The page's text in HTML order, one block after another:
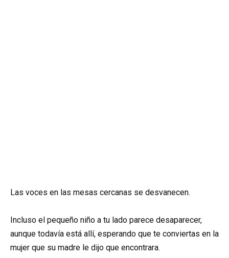
Las voces en las mesas cercanas se desvanecen.
Incluso el pequeño niño a tu lado parece desaparecer,
aunque todavía está allí, esperando que te conviertas en la
mujer que su madre le dijo que encontrara.